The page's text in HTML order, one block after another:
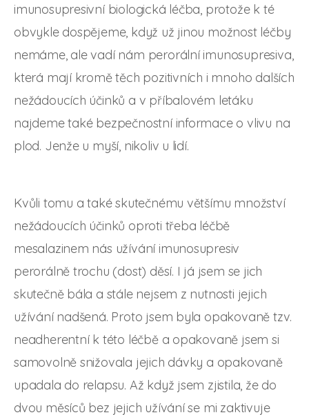
imunosupresivní biologická léčba, protože k té
obvykle dospějeme, když už jinou možnost léčby
nemáme, ale vadí nám perorální imunosupresiva,
která mají kromě těch pozitivních i mnoho dalších
nežádoucích účinků a v příbalovém letáku
najdeme také bezpečnostní informace o vlivu na
plod. Jenže u myší, nikoliv u lidí.
Kvůli tomu a také skutečnému většímu množství
nežádoucích účinků oproti třeba léčbě
mesalazinem nás užívání imunosupresiv
perorálně trochu (dost) děsí. I já jsem se jich
skutečně bála a stále nejsem z nutnosti jejich
užívání nadšená. Proto jsem byla opakovaně tzv.
neadherentní k této léčbě a opakovaně jsem si
samovolně snižovala jejich dávky a opakovaně
upadala do relapsu. Až když jsem zjistila, že do
dvou měsíců bez jejich užívání se mi zaktivuje